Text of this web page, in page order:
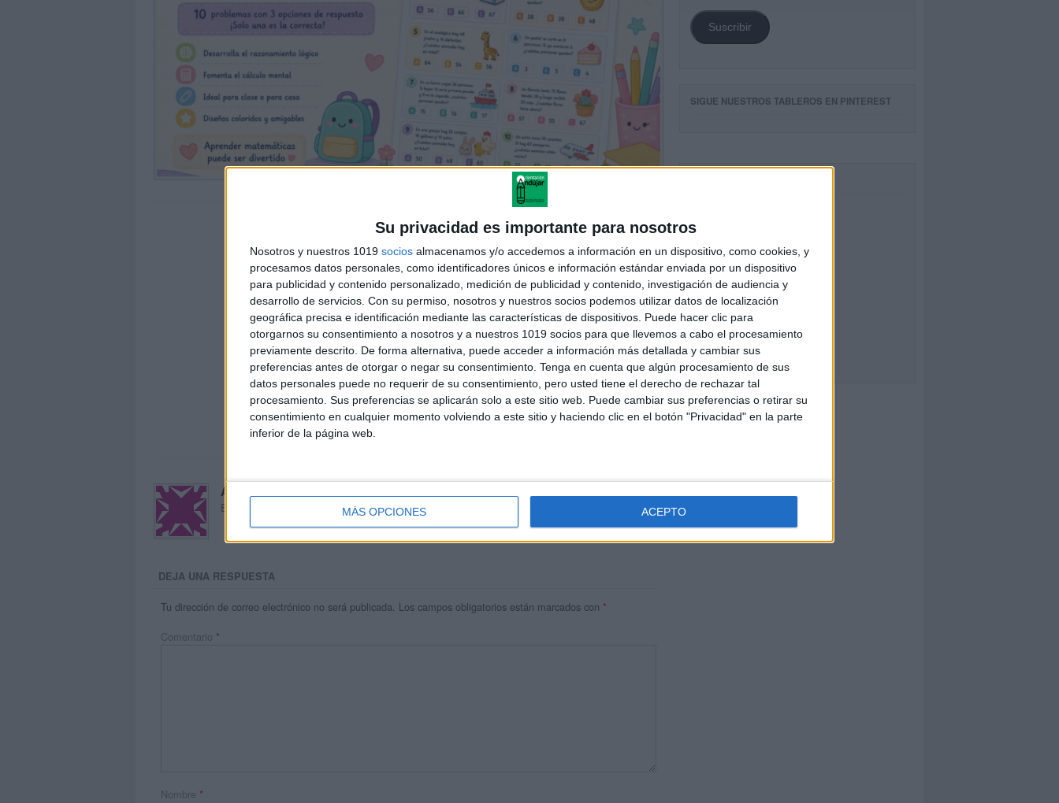
Su privacidad es importante para nosotros
Nosotros y nuestros 1019 socios almacenamos y/o accedemos a información en un dispositivo, como cookies, y
procesamos datos personales, como identificadores únicos e información estándar enviada por un dispositivo
para publicidad y contenido personalizado, medición de publicidad y contenido, investigación de audiencia y
desarrollo de servicios. Con su permiso, nosotros y nuestros socios podemos utilizar datos de localización
geográfica precisa e identificación mediante las características de dispositivos. Puede hacer clic para
otorgarnos su consentimiento a nosotros y a nuestros 1019 socios para que llevemos a cabo el procesamiento
previamente descrito. De forma alternativa, puede acceder a información más detallada y cambiar sus
preferencias antes de otorgar o negar su consentimiento. Tenga en cuenta que algún procesamiento de sus
datos personales puede no requerir de su consentimiento, pero usted tiene el derecho de rechazar tal
procesamiento. Sus preferencias se aplicarán solo a este sitio web. Puede cambiar sus preferencias o retirar su
consentimiento en cualquier momento volviendo a este sitio y haciendo clic en el botón "Privacidad" en la parte
inferior de la página web.
MÁS OPCIONES ACEPTO
Acerca de María Olivares
El autor no ha proporcionado ninguna información.
DEJA UNA RESPUESTA
Tu dirección de correo electrónico no será publicada. Los campos obligatorios están marcados con *
Comentario *
Nombre *
Suscribir
SIGUE NUESTROS TABLEROS EN PINTEREST